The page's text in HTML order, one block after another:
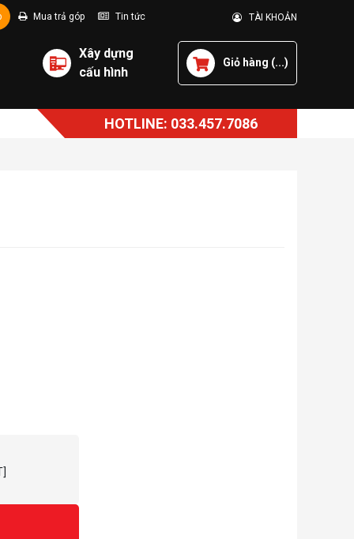
Mua trả góp Tin tức TÀI KHOẢN
Xây dựng
cấu hình
Giỏ hàng (...)
HOTLINE: 033.457.7086